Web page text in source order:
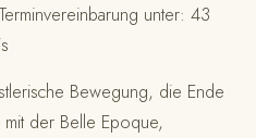
unter: 43
Bewegung, die Ende
der Belle Epoque,